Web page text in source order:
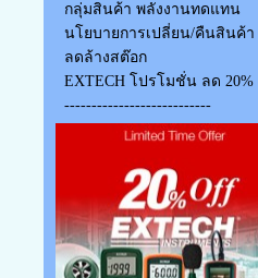
กลุ่มสินค้า พลังงานทดแทน
นโยบายการเปลี่ยน/คืนสินค้า
ลดล้างสต๊อก
EXTECH โปรโมชั่น ลด 20%
---------------------------